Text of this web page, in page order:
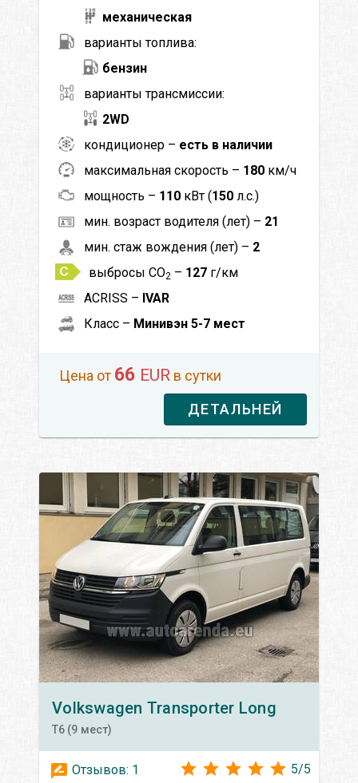
механическая
варианты топлива:
бензин
варианты трансмиссии:
2WD
кондиционер – есть в наличии
максимальная скорость – 180 км/ч
мощность – 110 кВт (150 л.с.)
мин. возраст водителя (лет) – 21
мин. стаж вождения (лет) – 2
выбросы CO2 – 127 г/км
ACRISS – IVAR
Класс – Минивэн 5-7 мест
Цена от 66 EUR в сутки
ДЕТАЛЬНЕЙ
Volkswagen Transporter Long
T6 (9 мест)
Отзывов: 1 5/5